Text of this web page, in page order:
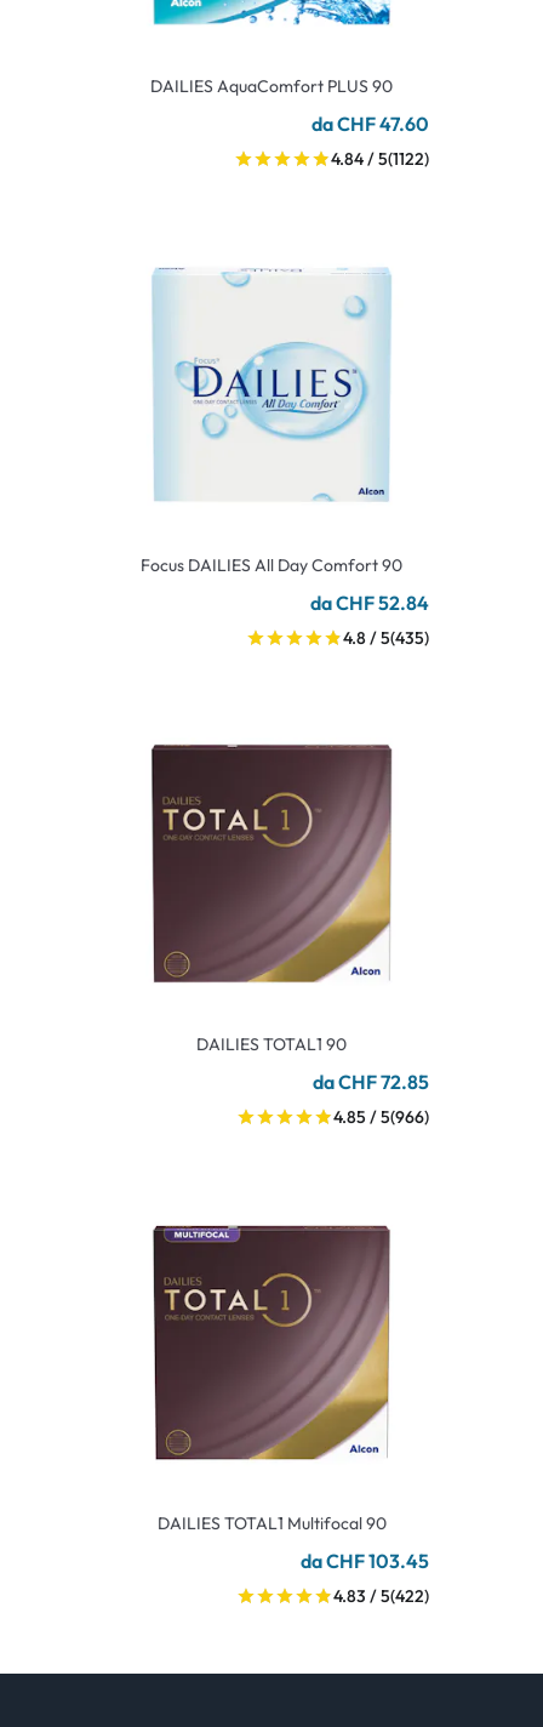
DAILIES AquaComfort PLUS 90
da CHF 47.60
4.84 / 5(1122)
Focus DAILIES All Day Comfort 90
da CHF 52.84
4.8 / 5(435)
DAILIES TOTAL1 90
da CHF 72.85
4.85 / 5(966)
DAILIES TOTAL1 Multifocal 90
da CHF 103.45
4.83 / 5(422)